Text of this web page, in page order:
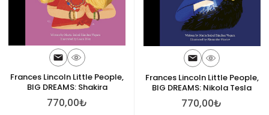
Frances Lincoln Little People,
BIG DREAMS: Shakira
770,00₺
Frances Lincoln Little People,
BIG DREAMS: Nikola Tesla
770,00₺